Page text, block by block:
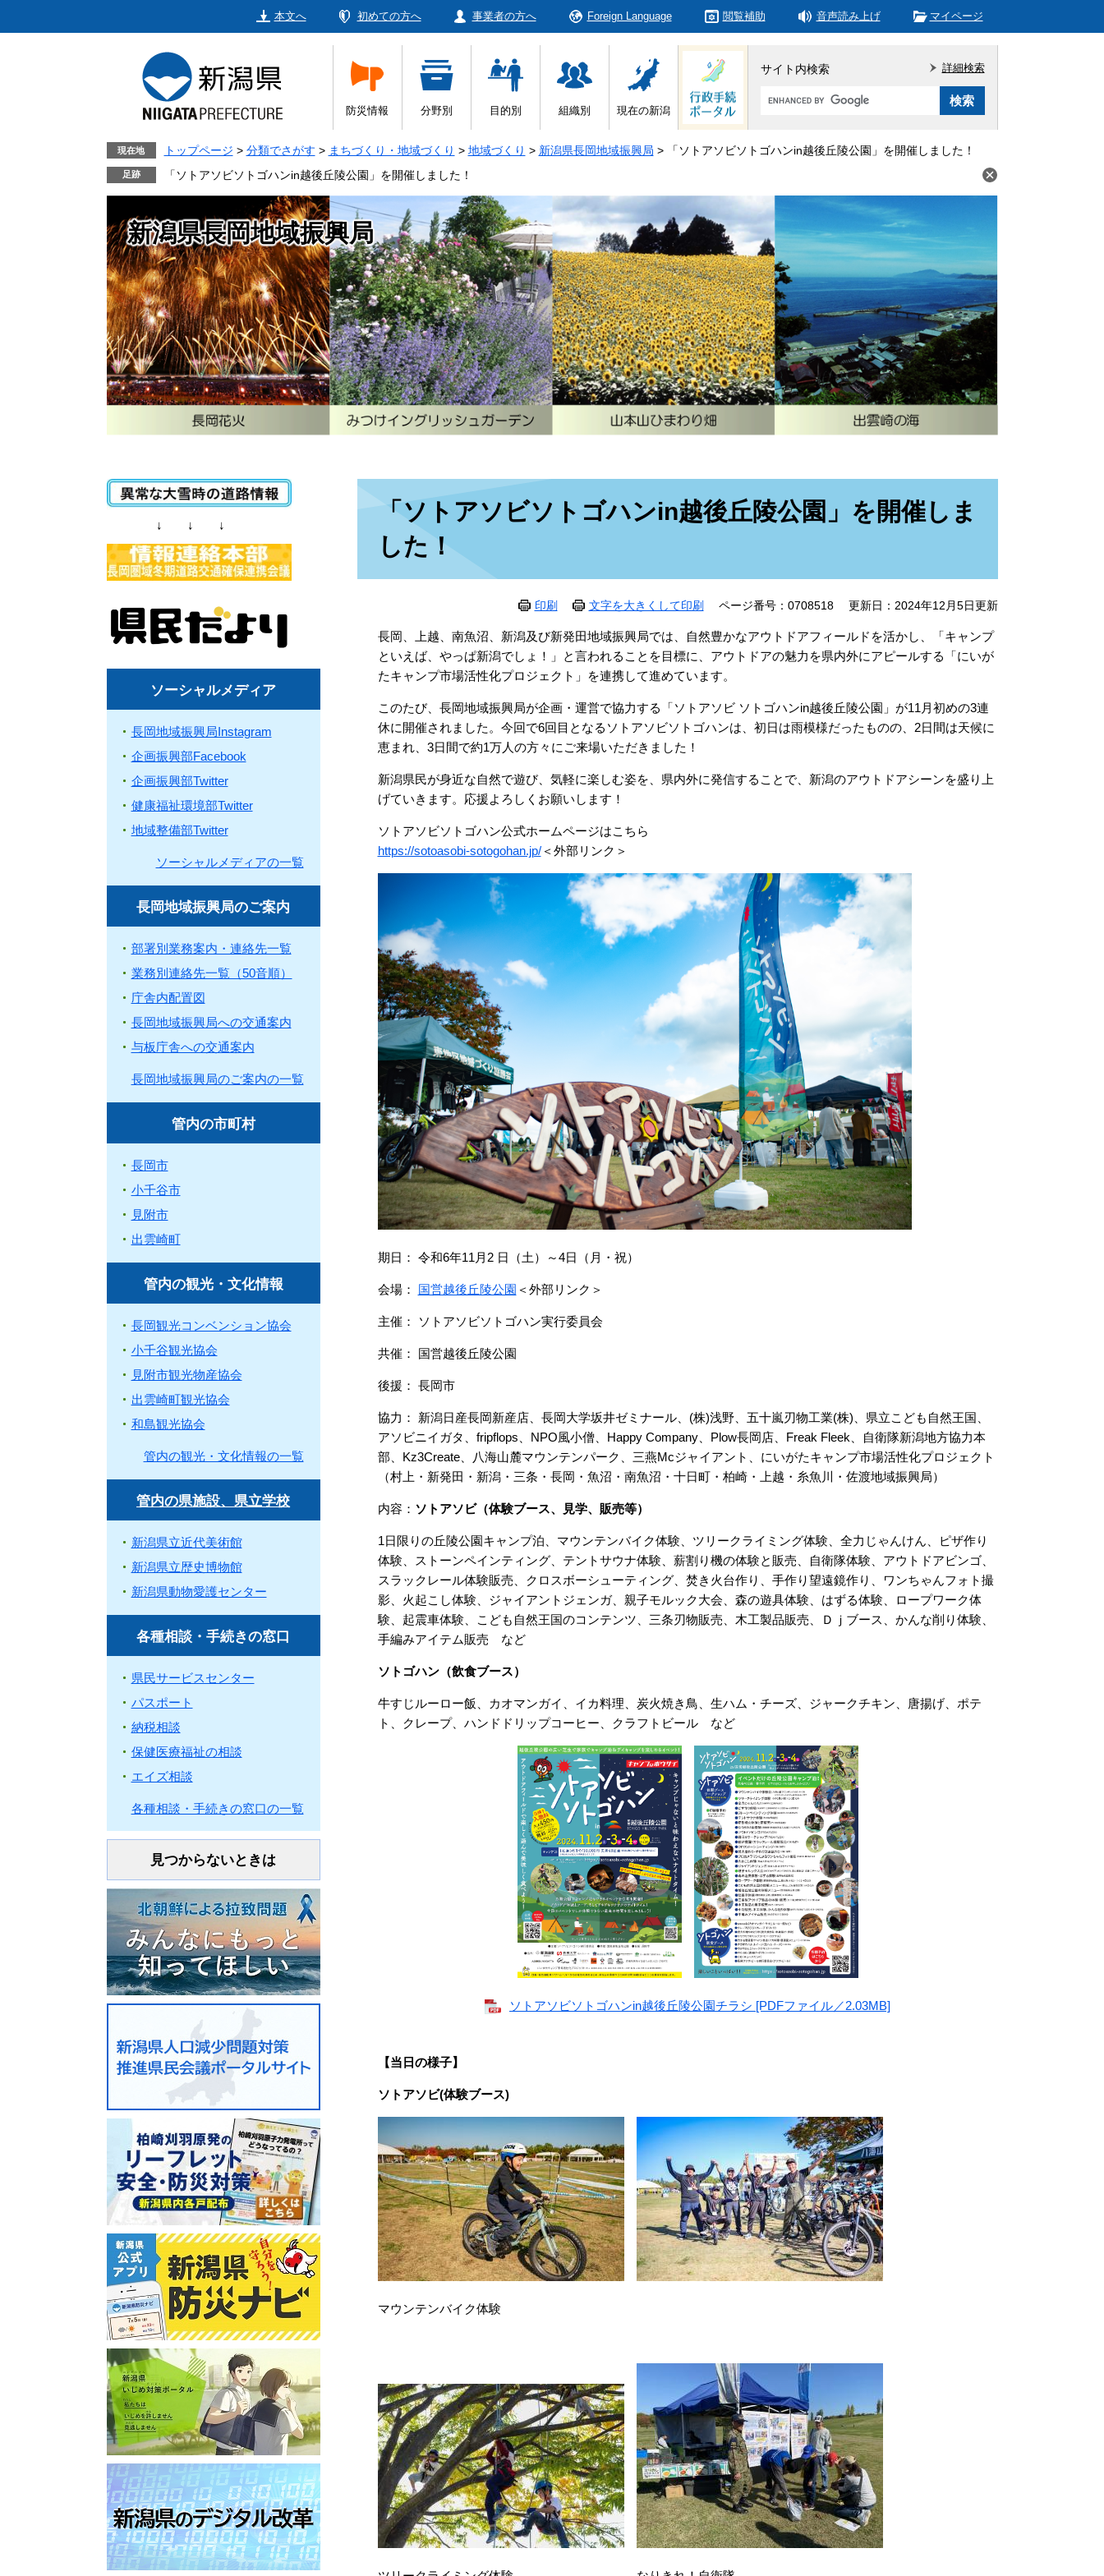
本文へ 初めての方へ 事業者の方へ Foreign Language 閲覧補助 音声読み上げ マイページ
防災情報 分野別 目的別 組織別 現在の新潟
サイト内検索
Google
タ
詳細検索
現在地 トップページ > 分類でさがす > まちづくり・地域づくり > 地域づくり > 新潟県長岡地域振興局 >
「ソトアソビソトゴハンin越後丘陵公園」を開催しました！
「ソトアソビソトゴハンin越後丘陵公園」を開催しました！
新潟県長岡地域振興局
「ソトアソビソトゴハンin越後丘陵公園」を開催しま
した！
印刷 文字を大きくして印刷 ページ番号：0708518 更新日：2024年12月5日更新
長岡、上越、南魚沼、新潟及び新発田地域振興局では、自然豊かなアウトドアフィールドを活かし、「キャンプ
といえば、やっぱ新潟でしょ！」と言われることを目標に、アウトドアの魅力を県内外にアピールする「にいが
たキャンプ市場活性化プロジェクト」を連携して進めています。
このたび、長岡地域振興局が企画・運営で協力する「ソトアソビ ソトゴハンin越後丘陵公園」が11月初めの3連
休に開催されました。今回で6回目となるソトアソビソトゴハンは、初日は雨模様だったものの、2日間は天候に
恵まれ、3日間で約1万人の方々にご来場いただきました！
新潟県民が身近な自然で遊び、気軽に楽しむ姿を、県内外に発信することで、新潟のアウトドアシーンを盛り上
げていきます。応援よろしくお願いします！
ソトアソビソトゴハン公式ホームページはこちら
https://sotoasobi-sotogohan.jp/＜外部リンク＞
期日： 令和6年11月2 日（土）～4日（月・祝）
会場： 国営越後丘陵公園 ＜外部リンク＞
主催： ソトアソビソトゴハン実行委員会
共催： 国営越後丘陵公園
後援： 長岡市
協力： 新潟日産長岡新産店、長岡大学坂井ゼミナール、(株)浅野、五十嵐刃物工業(株)、県立こども自然王国、
アソビニイガタ、fripflops、NPO風小僧、Happy Company、Plow長岡店、Freak Fleek、自衛隊新潟地方協力本
部、Kz3Create、八海山麓マウンテンパーク、三燕Mcジャイアント、にいがたキャンプ市場活性化プロジェクト
（村上・新発田・新潟・三条・長岡・魚沼・南魚沼・十日町・柏崎・上越・糸魚川・佐渡地域振興局）
内容：​ ソトアソビ（体験ブース、見学、販売等）
1日限りの丘陵公園キャンプ泊、マウンテンバイク体験、ツリークライミング体験、全力じゃんけん、ピザ作り
体験、ストーンペインティング、テントサウナ体験、薪割り機の体験と販売、自衛隊体験、アウトドアビンゴ、
スラックレール体験販売、クロスボーシューティング、焚き火台作り、手作り望遠鏡作り、ワンちゃんフォト撮
影、火起こし体験、ジャイアントジェンガ、親子モルック大会、森の遊具体験、はずる体験、ロープワーク体
験、起震車体験、こども自然王国のコンテンツ、三条刃物販売、木工製品販売、Ｄｊブース、かんな削り体験、
手編みアイテム販売 など
ソトゴハン（飲食ブース）
牛すじルーロー飯、カオマンガイ、イカ料理、炭火焼き鳥、生ハム・チーズ、ジャークチキン、唐揚げ、ポテ
ト、クレープ、ハンドドリップコーヒー、クラフトビール など
ソトアソビソトゴハンin越後丘陵公園チラシ [PDFファイル／2.03MB]
【当日の様子】
ソトアソビ(体験ブース)
マウンテンバイク体験
↓ ↓ ↓
ソーシャルメディア
長岡地域振興局Instagram
企画振興部Facebook
企画振興部Twitter
健康福祉環境部Twitter
地域整備部Twitter
ソーシャルメディアの一覧
長岡地域振興局のご案内
部署別業務案内・連絡先一覧
業務別連絡先一覧（50音順）
庁舎内配置図
長岡地域振興局への交通案内
与板庁舎への交通案内
長岡地域振興局のご案内の一覧
管内の市町村
長岡市
小千谷市
見附市
出雲崎町
管内の観光・文化情報
長岡観光コンベンション協会
小千谷観光協会
見附市観光物産協会
出雲崎町観光協会
和島観光協会
管内の観光・文化情報の一覧
管内の県施設、県立学校
新潟県立近代美術館
新潟県立歴史博物館
新潟県動物愛護センター
各種相談・手続きの窓口
県民サービスセンター
パスポート
納税相談
保健医療福祉の相談
エイズ相談
各種相談・手続きの窓口の一覧
見つからないときは